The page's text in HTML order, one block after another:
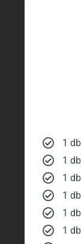
1
1
1
1
1
1